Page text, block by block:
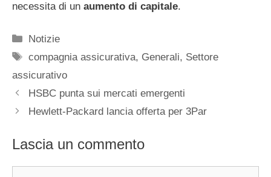
necessita di un aumento di capitale.
Categorie
Notizie
Tag
compagnia assicurativa, Generali, Settore
assicurativo
HSBC punta sui mercati emergenti
Hewlett-Packard lancia offerta per 3Par
Lascia un commento